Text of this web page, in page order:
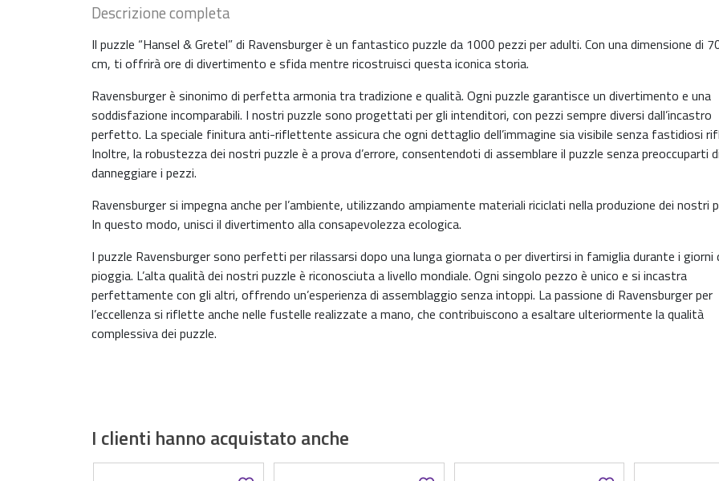
Descrizione completa
Il puzzle “Hansel & Gretel” di Ravensburger è un fantastico puzzle da 1000 pezzi per adulti. Con una dimensione di
cm, ti offrirà ore di divertimento e sfida mentre ricostruisci questa iconica storia.
Ravensburger è sinonimo di perfetta armonia tra tradizione e qualità. Ogni puzzle garantisce un divertimento e una
soddisfazione incomparabili. I nostri puzzle sono progettati per gli intenditori, con pezzi sempre diversi dall’incastro
perfetto. La speciale finitura anti-riflettente assicura che ogni dettaglio dell’immagine sia visibile senza fastidiosi
Inoltre, la robustezza dei nostri puzzle è a prova d’errore, consentendoti di assemblare il puzzle senza preoccuparti
danneggiare i pezzi.
Ravensburger si impegna anche per l’ambiente, utilizzando ampiamente materiali riciclati nella produzione dei nostri
In questo modo, unisci il divertimento alla consapevolezza ecologica.
I puzzle Ravensburger sono perfetti per rilassarsi dopo una lunga giornata o per divertirsi in famiglia durante i giorni
pioggia. L’alta qualità dei nostri puzzle è riconosciuta a livello mondiale. Ogni singolo pezzo è unico e si incastra
perfettamente con gli altri, offrendo un’esperienza di assemblaggio senza intoppi. La passione di Ravensburger per
l’eccellenza si riflette anche nelle fustelle realizzate a mano, che contribuiscono a esaltare ulteriormente la qualità
complessiva dei puzzle.
I clienti hanno acquistato anche